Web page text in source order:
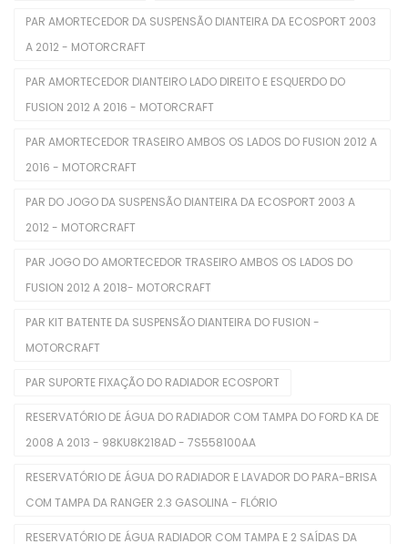
Filtros De Ar
Filtros De Combustível
Filtros De Óleo
Juntas Tampa De Válvula
Kit De Distribuição
Mangueira Radiador
Mangueiras De Admissão
Polia De Virabrequim
PAR AMORTECEDOR DA SUSPENSÃO DIANTEIRA DA ECOSPORT 2003
A 2012 - MOTORCRAFT
PAR AMORTECEDOR DIANTEIRO LADO DIREITO E ESQUERDO DO
FUSION 2012 A 2016 - MOTORCRAFT
PAR AMORTECEDOR TRASEIRO AMBOS OS LADOS DO FUSION 2012 A
2016 - MOTORCRAFT
PAR DO JOGO DA SUSPENSÃO DIANTEIRA DA ECOSPORT 2003 A
2012 - MOTORCRAFT
PAR JOGO DO AMORTECEDOR TRASEIRO AMBOS OS LADOS DO
FUSION 2012 A 2018- MOTORCRAFT
PAR KIT BATENTE DA SUSPENSÃO DIANTEIRA DO FUSION -
MOTORCRAFT
PAR SUPORTE FIXAÇÃO DO RADIADOR ECOSPORT
RESERVATÓRIO DE ÁGUA DO RADIADOR COM TAMPA DO FORD KA DE
2008 A 2013 - 98KU8K218AD - 7S558100AA
RESERVATÓRIO DE ÁGUA DO RADIADOR E LAVADOR DO PARA-BRISA
COM TAMPA DA RANGER 2.3 GASOLINA - FLÓRIO
RESERVATÓRIO DE ÁGUA RADIADOR COM TAMPA E 2 SAÍDAS DA